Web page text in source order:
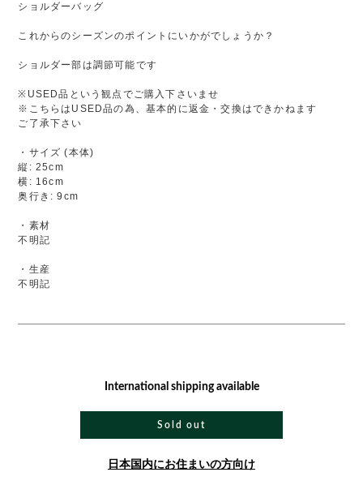
ショルダーバッグ
これからのシーズンのポイントにいかがでしょうか？
ショルダー部は調節可能です
※USED品という観点でご購入下さいませ
※こちらはUSED品の為、基本的に返金・交換はできかねます
ご了承下さい
・サイズ (本体)
縦: 25cm
横: 16cm
奥行き: 9cm
・素材
不明記
・生産
不明記
International shipping available
Sold out
日本国内にお住まいの方向け